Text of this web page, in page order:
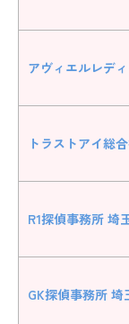
アヴィエルレデ
トラストアイ総
R1探偵事務所 埼
GK探偵事務所